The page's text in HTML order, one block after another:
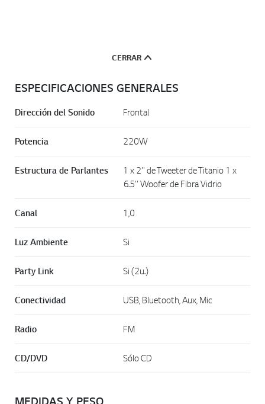
CERRAR
ESPECIFICACIONES GENERALES
Dirección del Sonido Frontal
Potencia 220W
Estructura de Parlantes
1 x 2'' de Tweeter de Titanio 1 x
6.5'' Woofer de Fibra Vidrio
Canal 1,0
Luz Ambiente Si
Party Link Si (2u.)
Conectividad USB, Bluetooth, Aux, Mic
Radio FM
CD/DVD Sólo CD